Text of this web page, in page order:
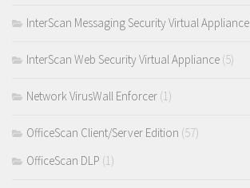
InterScan Messaging Security Virtual Appliance
InterScan Web Security Virtual Appliance (5)
Network VirusWall Enforcer (1)
OfficeScan Client/Server Edition (57)
OfficeScan DLP (1)